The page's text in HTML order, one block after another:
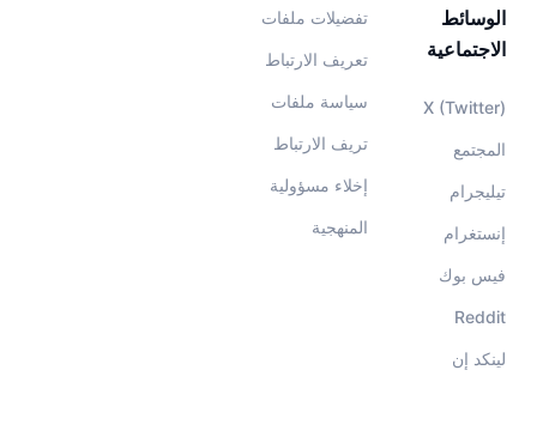
تفضيلات ملفات
تعريف الارتباط
سياسة ملفات
تريف الارتباط
إخلاء مسؤولية
المنهجية
الوسائط
الاجتماعية
X (Twitter)
المجتمع
تيليجرام
إنستغرام
فيس بوك
Reddit
لينكد إن